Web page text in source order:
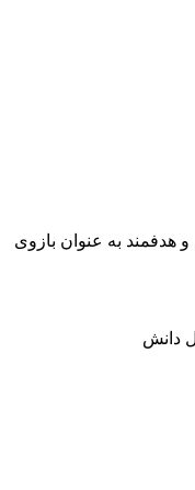
به عنوان بازوی
دانش